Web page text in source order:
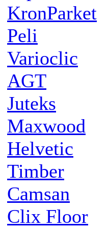
KronParket
Peli
Varioclic
AGT
Juteks
Maxwood
Helvetic
Timber
Camsan
Clix Floor